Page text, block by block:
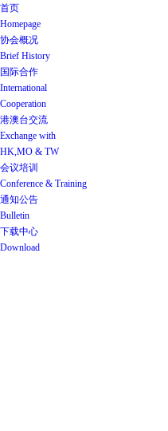
首页
Homepage
协会概况
Brief History
国际合作
International
Cooperation
港澳台交流
Exchange with
HK,MO & TW
会议培训
Conference & Training
通知公告
Bulletin
下载中心
Download